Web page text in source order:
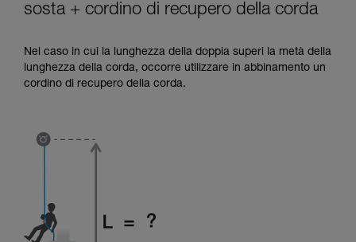
sosta + cordino di recupero della corda
Nel caso in cui la lunghezza della doppia superi la metà della
lunghezza della corda, occorre utilizzare in abbinamento un
cordino di recupero della corda.